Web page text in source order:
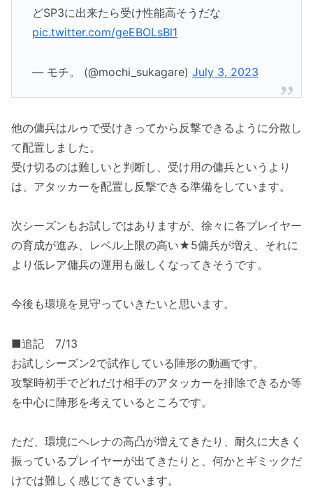
どSP3に出来たら受け性能高そうだな
pic.twitter.com/geEBOLsBl1
— モチ。 (@mochi_sukagare) July 3, 2023
他の傭兵はルゥで受けきってから反撃できるように分散し
て配置しました。
受け切るのは難しいと判断し、受け用の傭兵というより
は、アタッカーを配置し反撃できる準備をしています。
次シーズンもお試しではありますが、徐々に各プレイヤー
の育成が進み、レベル上限の高い★5傭兵が増え、それに
より低レア傭兵の運用も厳しくなってきそうです。
今後も環境を見守っていきたいと思います。
■追記 7/13
お試しシーズン2で試作している陣形の動画です。
攻撃時初手でどれだけ相手のアタッカーを排除できるか等
を中心に陣形を考えているところです。
ただ、環境にヘレナの高凸が増えてきたり、耐久に大きく
振っているプレイヤーが出てきたりと、何かとギミックだ
けでは難しく感じてきています。